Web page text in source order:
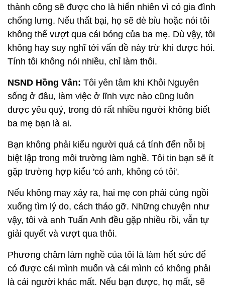
thành công sẽ được cho là hiển nhiên vì có gia đình
chống lưng. Nếu thất bại, họ sẽ dè bỉu hoặc nói tôi
không thể vượt qua cái bóng của ba mẹ. Dù vậy, tôi
không hay suy nghĩ tới vấn đề này trừ khi được hỏi.
Tính tôi không nói nhiều, chỉ làm thôi.
NSND Hồng Vân: Tôi yên tâm khi Khôi Nguyên
sống ở đâu, làm việc ở lĩnh vực nào cũng luôn
được yêu quý, trong đó rất nhiều người không biết
ba mẹ bạn là ai.
Bạn không phải kiểu người quá cá tính đến nỗi bị
biệt lập trong môi trường làm nghề. Tôi tin bạn sẽ ít
gặp trường hợp kiểu 'có anh, không có tôi'.
Nếu không may xảy ra, hai mẹ con phải cùng ngồi
xuống tìm lý do, cách tháo gỡ. Những chuyện như
vậy, tôi và anh Tuấn Anh đều gặp nhiều rồi, vẫn tự
giải quyết và vượt qua thôi.
Phương châm làm nghề của tôi là làm hết sức để
có được cái mình muốn và cái mình có không phải
là cái người khác mất. Nếu bạn được, họ mất, sẽ